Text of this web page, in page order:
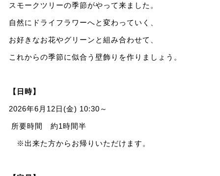
スモークツリーの季節がやって来ました。
自然にドライフラワーへと変わっていく、
お好きなお花やグリーンと組み合わせて、
これからの季節に似合う壁飾りを作りましょう。
【日時】
2026年6月12日(金) 10:30～
所要時間 約1時間半
※出来た方からお帰りいただけます。